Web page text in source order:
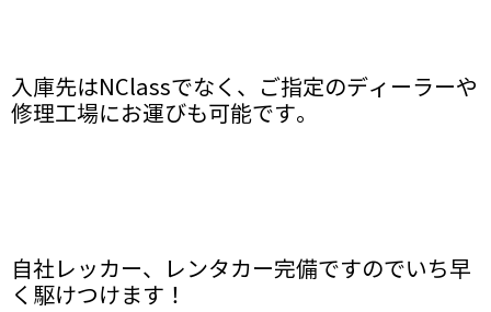
入庫先はNClassでなく、ご指定のディーラーや
修理工場にお運びも可能です。
自社レッカー、レンタカー完備ですのでいち早
く駆けつけます！